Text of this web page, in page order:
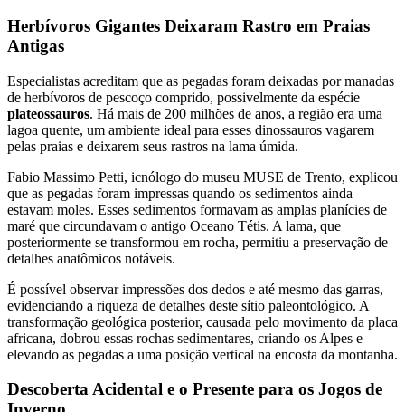
Herbívoros Gigantes Deixaram Rastro em Praias
Antigas
Especialistas acreditam que as pegadas foram deixadas por manadas
de herbívoros de pescoço comprido, possivelmente da espécie
plateossauros. Há mais de 200 milhões de anos, a região era uma
lagoa quente, um ambiente ideal para esses dinossauros vagarem
pelas praias e deixarem seus rastros na lama úmida.
Fabio Massimo Petti, icnólogo do museu MUSE de Trento, explicou
que as pegadas foram impressas quando os sedimentos ainda
estavam moles. Esses sedimentos formavam as amplas planícies de
maré que circundavam o antigo Oceano Tétis. A lama, que
posteriormente se transformou em rocha, permitiu a preservação de
detalhes anatômicos notáveis.
É possível observar impressões dos dedos e até mesmo das garras,
evidenciando a riqueza de detalhes deste sítio paleontológico. A
transformação geológica posterior, causada pelo movimento da placa
africana, dobrou essas rochas sedimentares, criando os Alpes e
elevando as pegadas a uma posição vertical na encosta da montanha.
Descoberta Acidental e o Presente para os Jogos de